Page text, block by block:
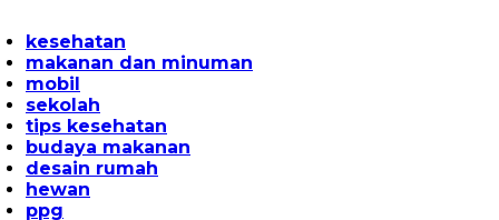
kesehatan
makanan dan minuman
mobil
sekolah
tips kesehatan
budaya makanan
desain rumah
hewan
ppg